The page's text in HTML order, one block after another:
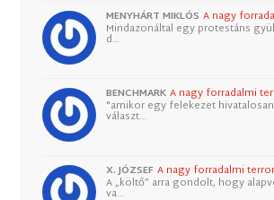
MENYHÁRT MIKLÓS A nagy
Mindazonáltal egy protestáns
d…
BENCHMARK A nagy forradalmi
"amikor egy felekezet
választ…
X. JÓZSEF A nagy forradalmi
A „költő” arra gondolt, hogy
va…